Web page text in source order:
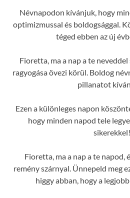
Névnapodon kívánjuk, hogy
optimizmussal és boldogsággal.
téged ebben az új
Fioretta, ma a nap a te
ragyogása övezi körül. Boldog
pillanatot
Ezen a különleges napon
hogy minden napod tele
sikerekkel!
Fioretta, ma a nap a te napod,
remény szárnyal. Ünnepeld meg
higgy abban, hogy a